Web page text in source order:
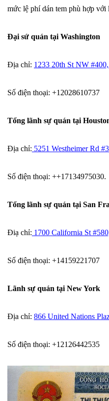
mức lệ phí dán tem phù hợp với
Đại sứ quán tại Washington
Địa chỉ: 1233 20th St NW
Số điện thoại: +12028610737
Tổng lãnh sự quán tại
Địa chỉ: 5251 Westheimer Rd
Số điện thoại: ++17134975030.
Tổng lãnh sự quán tại San
Điạ chỉ: 1700 California St
Số điện thoại: +14159221707
Lãnh sự quán tại New York
Địa chỉ: 866 United Nations
Số điện thoại: +12126442535